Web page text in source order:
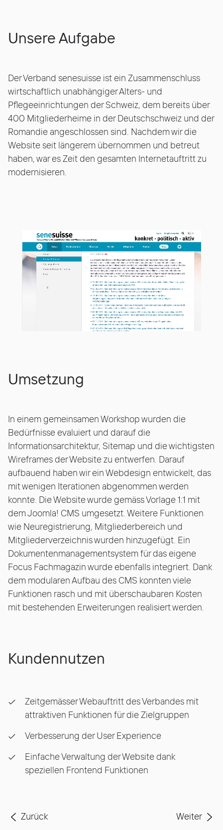
Unsere Aufgabe
Der Verband senesuisse ist ein Zusammenschluss
wirtschaftlich unabhängiger Alters- und
Pflegeeinrichtungen der Schweiz, dem bereits über
400 Mitgliederheime in der Deutschschweiz und der
Romandie angeschlossen sind. Nachdem wir die
Website seit längerem übernommen und betreut
haben, war es Zeit den gesamten Internetauftritt zu
modernisieren.
Umsetzung
In einem gemeinsamen Workshop wurden die
Bedürfnisse evaluiert und darauf die
Informationsarchitektur, Sitemap und die wichtigsten
Wireframes der Website zu entwerfen. Darauf
aufbauend haben wir ein Webdesign entwickelt, das
mit wenigen Iterationen abgenommen werden
konnte. Die Website wurde gemäss Vorlage 1:1 mit
dem Joomla! CMS umgesetzt. Weitere Funktionen
wie Neuregistrierung, Mitgliederbereich und
Mitgliederverzeichnis wurden hinzugefügt. Ein
Dokumentenmanagementsystem für das eigene
Focus Fachmagazin wurde ebenfalls integriert. Dank
dem modularen Aufbau des CMS konnten viele
Funktionen rasch und mit überschaubaren Kosten
mit bestehenden Erweiterungen realisiert werden.
Kundennutzen
Zeitgemässer Webauftritt des Verbandes mit
attraktiven Funktionen für die Zielgruppen
Verbesserung der User Experience
Einfache Verwaltung der Website dank
speziellen Frontend Funktionen
Vorheriger Beitrag: Neuer Webauftritt für BE Netz
Zurück Nächster
Weiter